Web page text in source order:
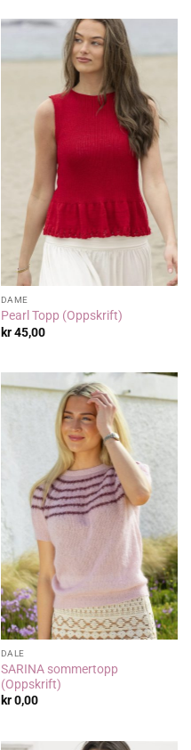
DAME
Pearl Topp (Oppskrift)
kr45,00
DALE
SARINA sommertopp
(Oppskrift)
kr0,00